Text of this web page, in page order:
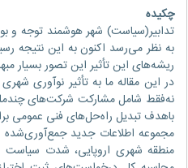
چکیده
تدابیر(سیاست) شهر هوشمند توجه و
به نظر می‌رسد اکنون به این نتیجه
ریشه‌های این تأثیر این تصور بسیار
در این مقاله ما به تأثیر نوآوری
نه‌فقط شامل مشارکت شرکت‌های
باهدف تبدیل راه‌حل‌های فنی عمومی
منطقه شهری اروپایی، شدت